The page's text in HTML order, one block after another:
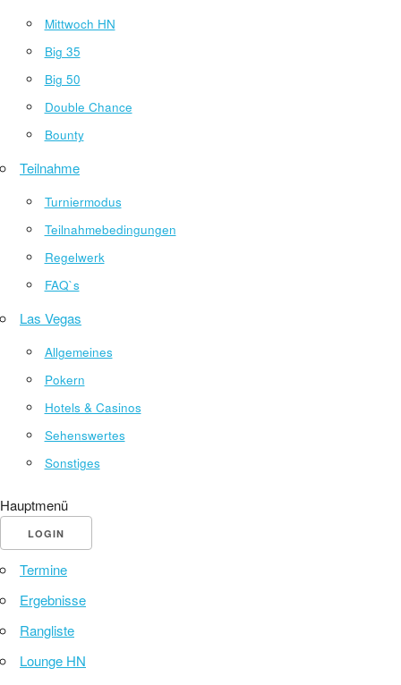
Mittwoch HN
Big 35
Big 50
Double Chance
Bounty
Teilnahme
Turniermodus
Teilnahmebedingungen
Regelwerk
FAQ`s
Las Vegas
Allgemeines
Pokern
Hotels & Casinos
Sehenswertes
Sonstiges
Hauptmenü
LOGIN
Termine
Ergebnisse
Rangliste
Lounge HN